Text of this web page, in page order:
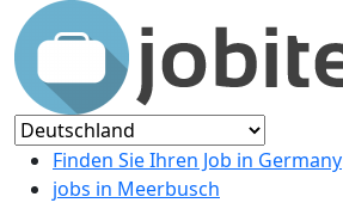
Finden Sie Ihren Job in Germany
jobs in Meerbusch